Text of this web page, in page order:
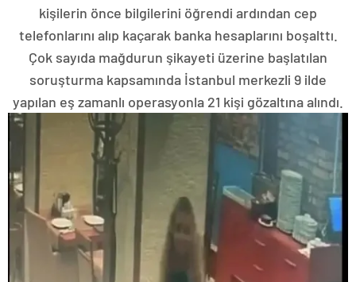
kişilerin önce bilgilerini öğrendi ardından cep
telefonlarını alıp kaçarak banka hesaplarını boşalttı.
Çok sayıda mağdurun şikayeti üzerine başlatılan
soruşturma kapsamında İstanbul merkezli 9 ilde
yapılan eş zamanlı operasyonla 21 kişi gözaltına alındı.